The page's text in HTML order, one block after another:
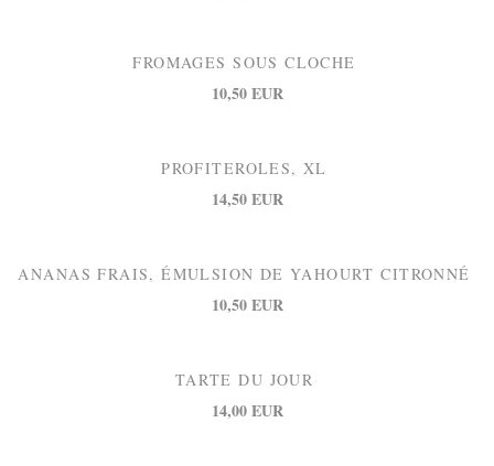
FROMAGES SOUS CLOCHE
10,50 EUR
PROFITEROLES, XL
14,50 EUR
ANANAS FRAIS, ÉMULSION DE YAHOURT CITRONNÉ
10,50 EUR
TARTE DU JOUR
14,00 EUR